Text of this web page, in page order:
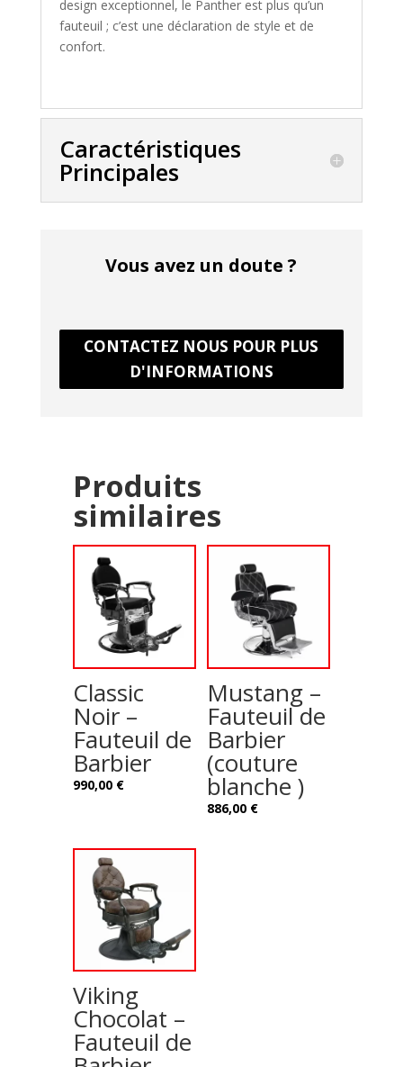
design exceptionnel, le Panther est plus qu’un
fauteuil ; c’est une déclaration de style et de
confort.
Caractéristiques
Principales
Vous avez un doute ?
CONTACTEZ NOUS POUR PLUS
D'INFORMATIONS
Produits
similaires
Classic
Noir –
Fauteuil de
Barbier
990,00 €
Mustang –
Fauteuil de
Barbier
(couture
blanche )
886,00 €
Viking
Chocolat –
Fauteuil de